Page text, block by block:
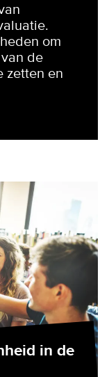
om
de
zetten en
in de